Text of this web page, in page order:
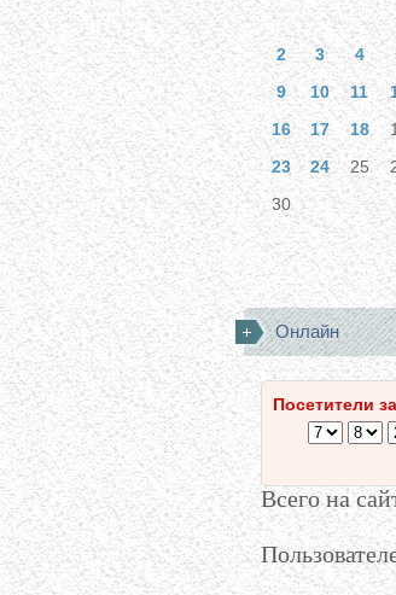
2
3 4
9
10 11
16
17 18
23
24 25
30
Онлайн
Посетители
Всего на